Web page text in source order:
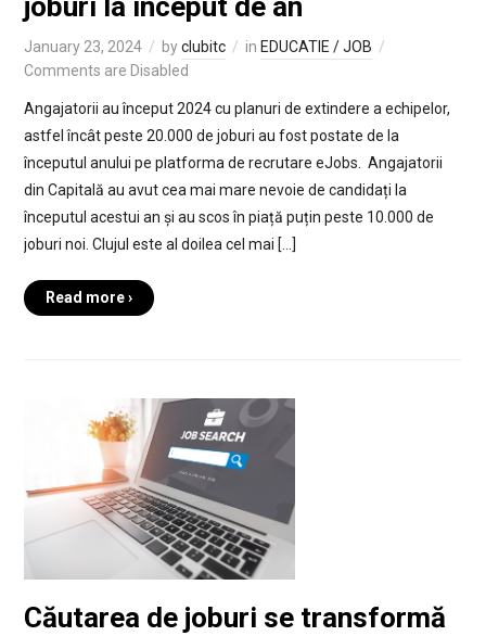
joburi la început de an
January 23, 2024 byclubitc in EDUCATIE / JOB
Comments are Disabled
Angajatorii au început 2024 cu planuri de extindere a echipelor,
astfel încât peste 20.000 de joburi au fost postate de la
începutul anului pe platforma de recrutare eJobs. Angajatorii
din Capitală au avut cea mai mare nevoie de candidați la
începutul acestui an și au scos în piață puțin peste 10.000 de
joburi noi. Clujul este al doilea cel mai […]
Read more ›
Căutarea de joburi se transformă